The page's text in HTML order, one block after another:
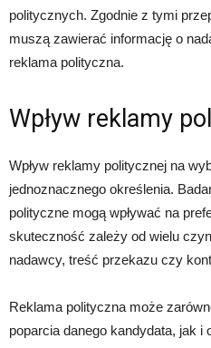
politycznych. Zgodnie z tymi
muszą zawierać informację o
reklama polityczna.
Wpływ reklamy
Wpływ reklamy politycznej na
jednoznacznego określenia.
polityczne mogą wpływać na
skuteczność zależy od wielu
nadawcy, treść przekazu czy
Reklama polityczna może
poparcia danego kandydata, jak